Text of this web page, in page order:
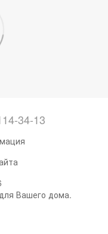
34-13
Вашего дома.